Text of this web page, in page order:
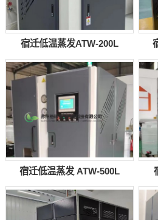
宿迁低温蒸发ATW-200L
宿迁低温蒸发 ATW-500L